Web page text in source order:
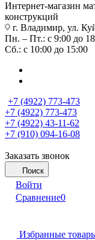
Интернет-магазин
конструкций
г. Владимир, ул.
Пн. – Пт.: с 9:00 до
Сб.: с 10:00 до 15:00
+7 (4922) 773-473
+7 (4922) 773-473
+7 (4922) 43-11-62
+7 (910) 094-16-08
Заказать звонок
Поиск
Войти
Сравнение0
Избранные